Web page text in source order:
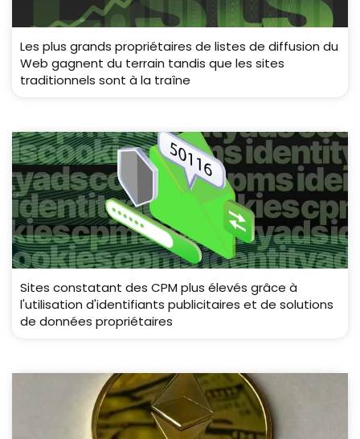
Les plus grands propriétaires de listes de diffusion du
Web gagnent du terrain tandis que les sites
traditionnels sont à la traîne
Sites constatant des CPM plus élevés grâce à
l'utilisation d'identifiants publicitaires et de solutions
de données propriétaires